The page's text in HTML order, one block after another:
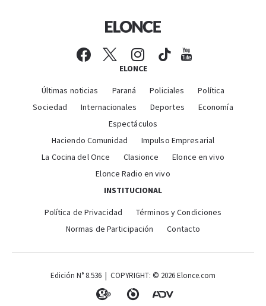
ELONCE
Últimas noticias Paraná Policiales
Política
Sociedad
Internacionales Deportes
Economía
Espectáculos
Haciendo Comunidad
Impulso Empresarial
La Cocina del Once
Clasionce
Elonce en vivo
Elonce Radio en vivo
INSTITUCIONAL
Política de Privacidad
Términos y Condiciones
Normas de Participación
Contacto
Edición N° 8.536 | COPYRIGHT: © 2026 Elonce.com